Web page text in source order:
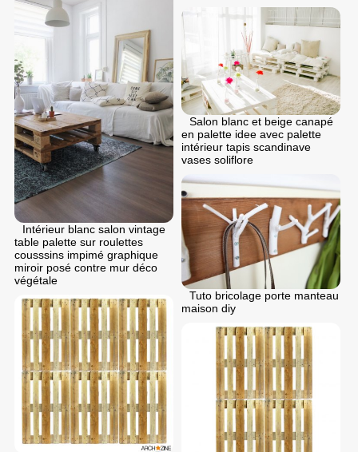
Intérieur blanc salon vintage
table palette sur roulettes
cousssins impimé graphique
miroir posé contre mur déco
végétale
Salon blanc et beige canapé
en palette idee avec palette
intérieur tapis scandinave
vases soliflore
Tuto bricolage porte manteau
maison diy